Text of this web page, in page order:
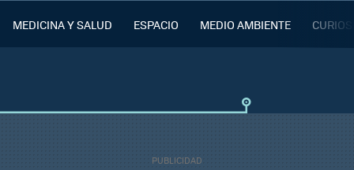
MEDICINA Y SALUD ESPACIO MEDIO AMBIENTE